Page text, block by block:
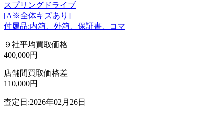
スプリングドライブ
[A※全体キズあり]
付属品:内箱、外箱、保証書、コマ
９社平均買取価格
400,000円
店舗間買取価格差
110,000円
査定日:2026年02月26日